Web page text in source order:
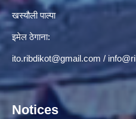
खस्यौली पाल्पा
इमेल ठेगाना:
ito.ribdikot@gmail.com /
Notices